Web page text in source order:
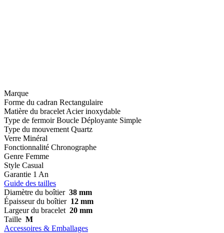
Marque
Forme du cadran Rectangulaire
Matière du bracelet Acier inoxydable
Type de fermoir Boucle Déployante Simple
Type du mouvement Quartz
Verre Minéral
Fonctionnalité Chronographe
Genre Femme
Style Casual
Garantie 1 An
Guide des tailles
Diamètre du boîtier 38 mm
Épaisseur du boîtier 12 mm
Largeur du bracelet 20 mm
Taille M
Accessoires & Emballages